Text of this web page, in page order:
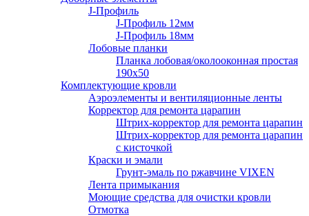
J-Профиль
J-Профиль 12мм
J-Профиль 18мм
Лобовые планки
Планка лобовая/околооконная простая
190х50
Комплектующие кровли
Аэроэлементы и вентиляционные ленты
Корректор для ремонта царапин
Штрих-корректор для ремонта царапин
Штрих-корректор для ремонта царапин
с кисточкой
Краски и эмали
Грунт-эмаль по ржавчине VIXEN
Лента примыкания
Моющие средства для очистки кровли
Отмотка